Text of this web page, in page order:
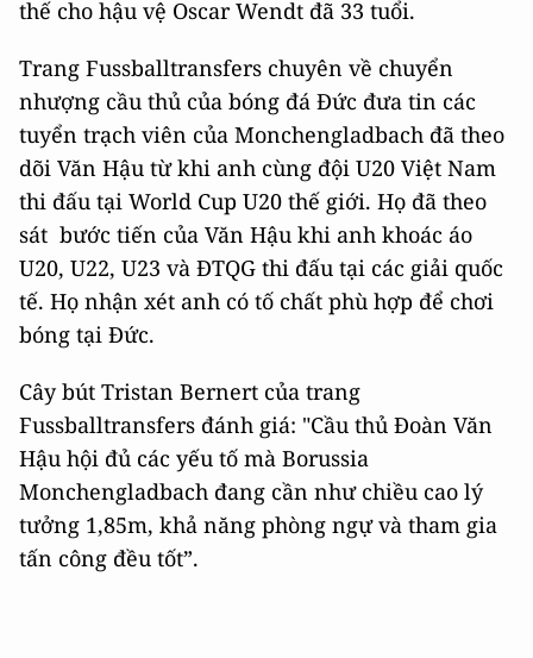
thế cho hậu vệ Oscar Wendt đã 33 tuổi.
Trang Fussballtransfers chuyên về chuyển
nhượng cầu thủ của bóng đá Đức đưa tin các
tuyển trạch viên của Monchengladbach đã theo
dõi Văn Hậu từ khi anh cùng đội U20 Việt Nam
thi đấu tại World Cup U20 thế giới. Họ đã theo
sát bước tiến của Văn Hậu khi anh khoác áo
U20, U22, U23 và ĐTQG thi đấu tại các giải quốc
tế. Họ nhận xét anh có tố chất phù hợp để chơi
bóng tại Đức.
Cây bút Tristan Bernert của trang
Fussballtransfers đánh giá: "Cầu thủ Đoàn Văn
Hậu hội đủ các yếu tố mà Borussia
Monchengladbach đang cần như chiều cao lý
tưởng 1,85m, khả năng phòng ngự và tham gia
tấn công đều tốt”.